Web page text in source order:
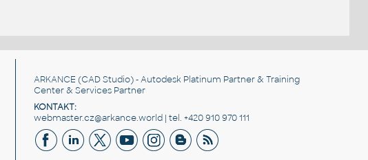
ARKANCE (CAD Studio) - Autodesk Platinum Partner & Training
Center & Services Partner
KONTAKT:
webmaster.cz@arkance.world | tel. +420 910 970 111